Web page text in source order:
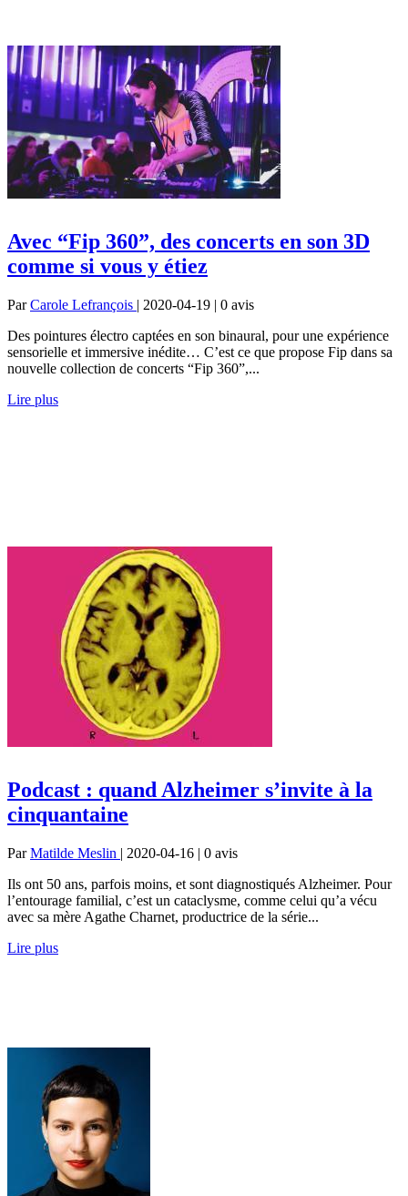
Avec “Fip 360”, des concerts en son 3D
comme si vous y étiez
ParCarole Lefrançois | 2020-04-19 | 0 avis
Des pointures électro captées en son binaural, pour une expérience
sensorielle et immersive inédite… C’est ce que propose Fip dans sa
nouvelle collection de concerts “Fip 360”,...
Lire plus
Podcast : quand Alzheimer s’invite à la
cinquantaine
ParMatilde Meslin | 2020-04-16 | 0 avis
Ils ont 50 ans, parfois moins, et sont diagnostiqués Alzheimer. Pour
l’entourage familial, c’est un cataclysme, comme celui qu’a vécu
avec sa mère Agathe Charnet, productrice de la série...
Lire plus